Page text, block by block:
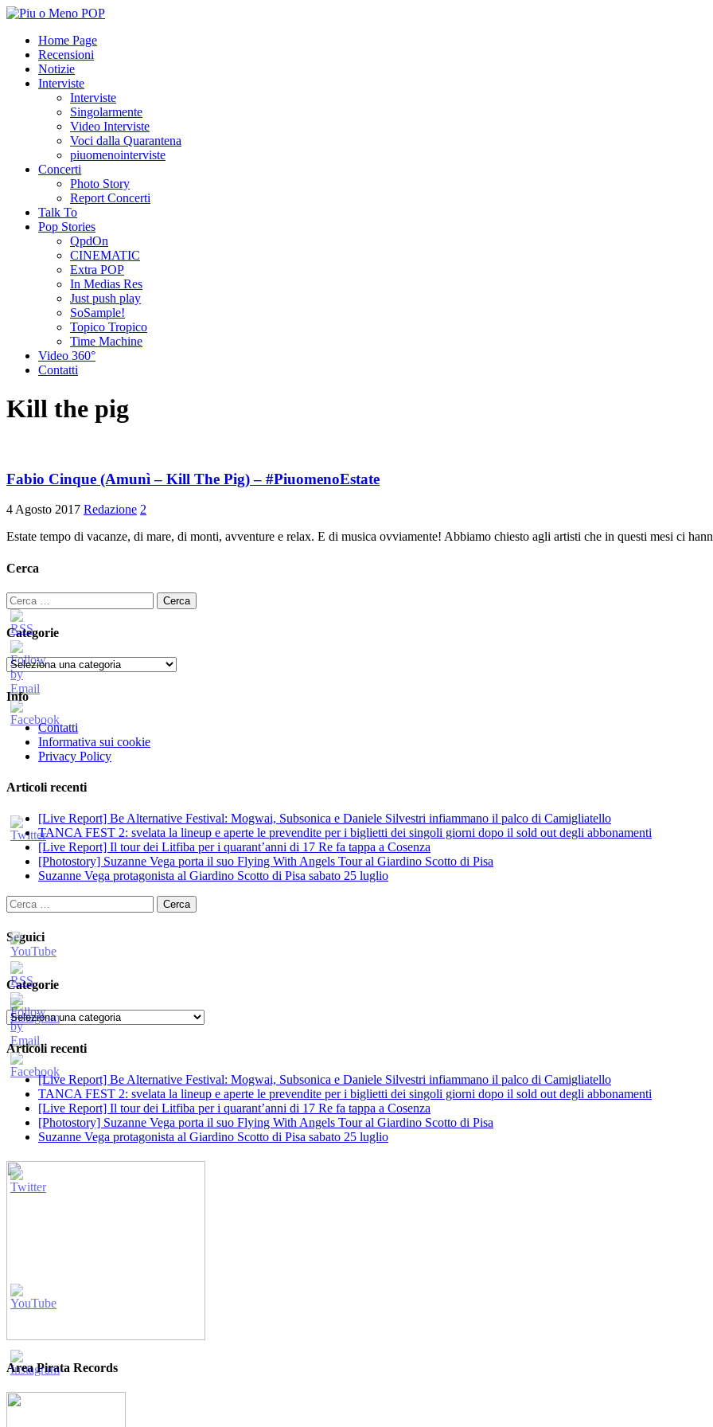
Home Page
Recensioni
Notizie
Interviste
Interviste
Singolarmente
Video Interviste
Voci dalla Quarantena
piuomenointerviste
Concerti
Photo Story
Report Concerti
Talk To
Pop Stories
QpdOn
CINEMATIC
Extra POP
In Medias Res
Just push play
SoSample!
Topico Tropico
Time Machine
Video 360°
Contatti
Kill the pig
Fabio Cinque (Amunì – Kill The Pig) – #PiuomenoEstate
4 Agosto 2017 Redazione 2
Estate tempo di vacanze, di mare, di monti, avventure e relax. E di musica ovviamente! Abbiamo chiesto agli artisti che in questi mesi ci
Cerca
Ricerca
per:
Categorie
Categorie
Info
Contatti
Informativa sui cookie
Privacy Policy
Articoli recenti
[Live Report] Be Alternative Festival: Mogwai, Subsonica e Daniele Silvestri infiammano il palco di Camigliatello
TANCA FEST 2: svelata la lineup e aperte le prevendite per i biglietti dei singoli giorni dopo il sold out degli abbonamenti
[Live Report] Il tour dei Litfiba per i quarant’anni di 17 Re fa tappa a Cosenza
[Photostory] Suzanne Vega porta il suo Flying With Angels Tour al Giardino Scotto di Pisa
Suzanne Vega protagonista al Giardino Scotto di Pisa sabato 25 luglio
Ricerca
per:
Seguici
Categorie
Categorie
Articoli recenti
[Live Report] Be Alternative Festival: Mogwai, Subsonica e Daniele Silvestri infiammano il palco di Camigliatello
TANCA FEST 2: svelata la lineup e aperte le prevendite per i biglietti dei singoli giorni dopo il sold out degli abbonamenti
[Live Report] Il tour dei Litfiba per i quarant’anni di 17 Re fa tappa a Cosenza
[Photostory] Suzanne Vega porta il suo Flying With Angels Tour al Giardino Scotto di Pisa
Suzanne Vega protagonista al Giardino Scotto di Pisa sabato 25 luglio
Area Pirata Records